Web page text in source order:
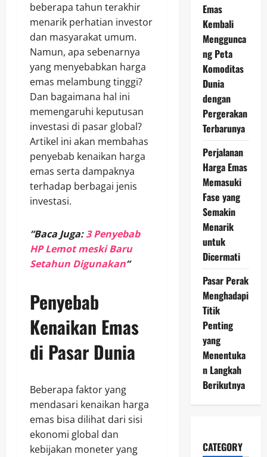
beberapa tahun terakhir
menarik perhatian investor
dan masyarakat umum.
Namun, apa sebenarnya
yang menyebabkan harga
emas melambung tinggi?
Dan bagaimana hal ini
memengaruhi keputusan
investasi di pasar global?
Artikel ini akan membahas
penyebab kenaikan harga
emas serta dampaknya
terhadap berbagai jenis
investasi.
“Baca Juga:3 Penyebab
HP Lemot meski Baru
Setahun Digunakan“
Penyebab
Kenaikan Emas
di Pasar Dunia
Beberapa faktor yang
mendasari kenaikan harga
emas bisa dilihat dari sisi
ekonomi global dan
kebijakan moneter yang
Emas
Kembali
Menggunca
ng Peta
Komoditas
Dunia
dengan
Pergerakan
Terbarunya
Perjalanan
Harga Emas
Memasuki
Fase yang
Semakin
Menarik
untuk
Dicermati
Pasar Perak
Menghadapi
Titik
Penting
yang
Menentuka
n Langkah
Berikutnya
CATEGORY